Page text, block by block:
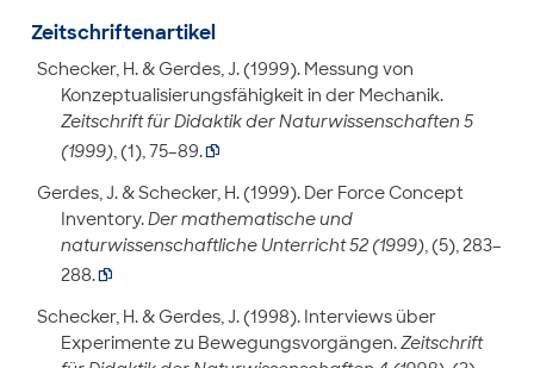
Zeitschriftenartikel
Schecker, H. & Gerdes, J. (1999). Messung von
Konzeptualisierungsfähigkeit in der Mechanik.
Zeitschrift für Didaktik der Naturwissenschaften 5
(1999), (1), 75–89.
Gerdes, J. & Schecker, H. (1999). Der Force Concept
Inventory.Der mathematische und
naturwissenschaftliche Unterricht 52 (1999), (5), 283–
288.
Schecker, H. & Gerdes, J. (1998). Interviews über
Experimente zu Bewegungsvorgängen.Zeitschrift